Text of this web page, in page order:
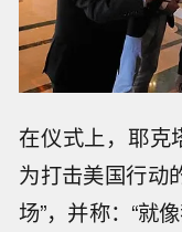
在仪式上，耶克
为打击美国行动
场”，并称：“就